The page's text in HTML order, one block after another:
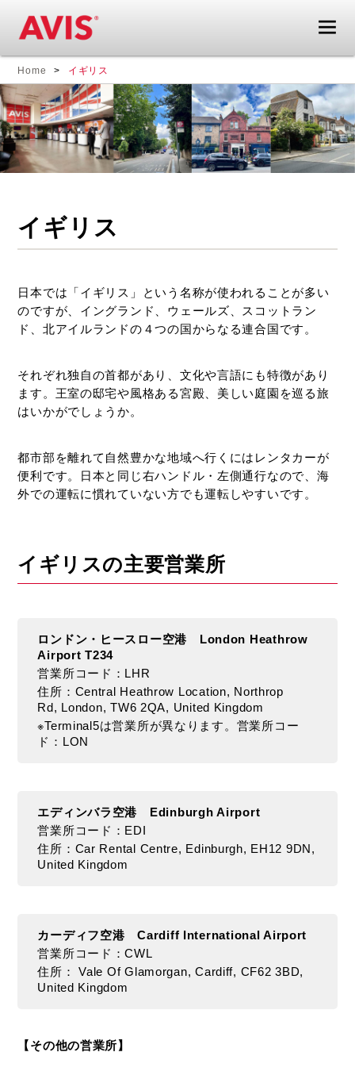
エ
イ
ビ
ス
レ
ン
タ
ド
ラ
ガ
イ
ド
海
外
旅
行
も
レ
ン
ー
が
ば
旅
が
由
自
在、
だ
け
の
カ
ス
ズ！
ト、
イ
Home イギリス
イギリス
日本では「イギリス」という名称が使われることが多い
のですが、イングランド、ウェールズ、スコットラン
ド、北アイルランドの４つの国からなる連合国です。
それぞれ独自の首都があり、文化や言語にも特徴があり
ます。王室の邸宅や風格ある宮殿、美しい庭園を巡る旅
はいかがでしょうか。
都市部を離れて自然豊かな地域へ行くにはレンタカーが
便利です。日本と同じ右ハンドル・左側通行なので、海
外での運転に慣れていない方でも運転しやすいです。
イギリスの主要営業所
ロンドン・ヒースロー空港 London Heathrow
Airport T234
営業所コード：LHR
住所：Central Heathrow Location, Northrop
Rd, London, TW6 2QA, United Kingdom
※Terminal5は営業所が異なります。営業所コー
ド：LON
エディンバラ空港 Edinburgh Airport
営業所コード：EDI
住所：Car Rental Centre, Edinburgh, EH12 9DN,
United Kingdom
カーディフ空港 Cardiff International Airport
営業所コード：CWL
住所： Vale Of Glamorgan, Cardiff, CF62 3BD,
United Kingdom
【その他の営業所】